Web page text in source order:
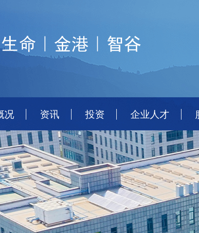
况 资讯 投资 企业人才